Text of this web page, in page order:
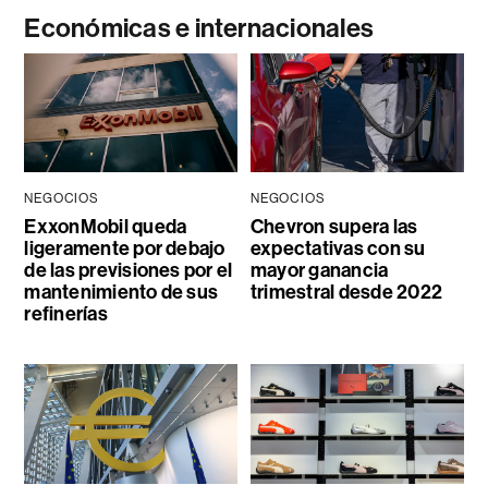
Económicas e internacionales
NEGOCIOS
ExxonMobil queda
ligeramente por debajo
de las previsiones por el
mantenimiento de sus
refinerías
NEGOCIOS
Chevron supera las
expectativas con su
mayor ganancia
trimestral desde 2022